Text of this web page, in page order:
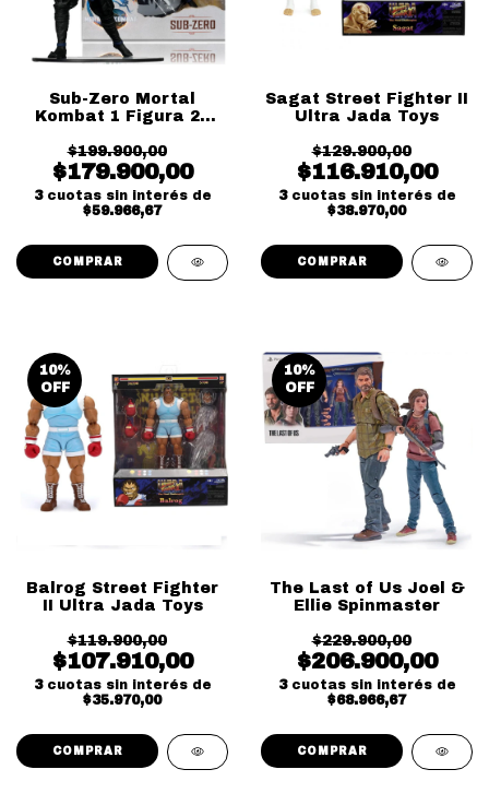
Sub-Zero Mortal
Kombat 1 Figura 25
$199.900,00
$179.900,00
3 cuotas sin interés de
$59.966,67
Sagat Street Fighter II
Ultra Jada Toys
$129.900,00
$116.910,00
3 cuotas sin interés de
$38.970,00
10%
OFF
Balrog Street Fighter
II Ultra Jada Toys
$119.900,00
$107.910,00
3 cuotas sin interés de
$35.970,00
10%
OFF
The Last of Us Joel &
Ellie Spinmaster
$229.900,00
$206.900,00
3 cuotas sin interés de
$68.966,67